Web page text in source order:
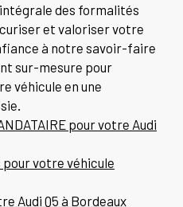
des formalités
et valoriser votre
à notre savoir-faire
sur-mesure pour
véhicule en une
pour votre Audi
votre véhicule
Audi Q5 à Bordeaux